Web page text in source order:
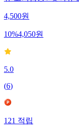
4,500원
10%4,050원
5.0
(6)
121 적립